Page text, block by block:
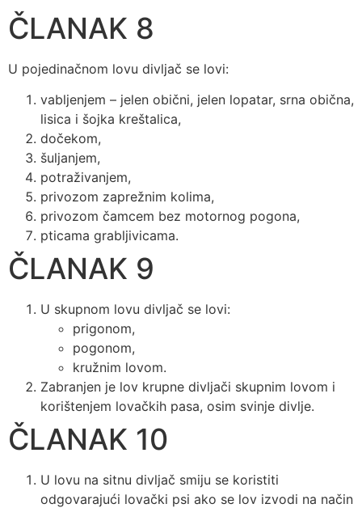
ČLANAK 8
U pojedinačnom lovu divljač se lovi:
vabljenjem – jelen obični, jelen lopatar, srna obična,
lisica i šojka kreštalica,
dočekom,
šuljanjem,
potraživanjem,
privozom zaprežnim kolima,
privozom čamcem bez motornog pogona,
pticama grabljivicama.
ČLANAK 9
U skupnom lovu divljač se lovi:
prigonom,
pogonom,
kružnim lovom.
Zabranjen je lov krupne divljači skupnim lovom i
korištenjem lovačkih pasa, osim svinje divlje.
ČLANAK 10
U lovu na sitnu divljač smiju se koristiti
odgovarajući lovački psi ako se lov izvodi na način